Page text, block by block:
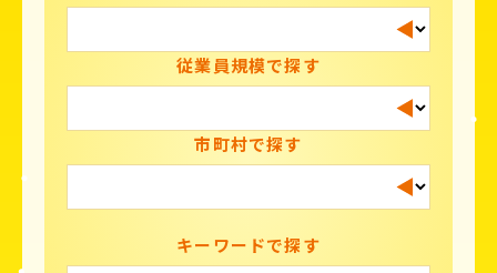
従業員規模で探す
市町村で探す
キーワードで探す